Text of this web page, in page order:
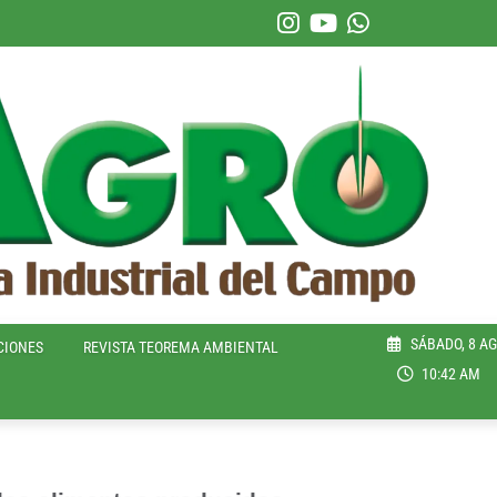
REVISTA TEOREMA AMBIENTAL
SÁBADO, 8
10:42 AM